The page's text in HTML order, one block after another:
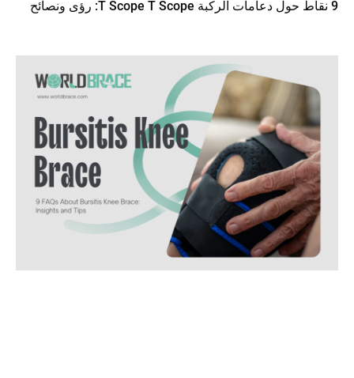
9 نقاط حول دعامات الركبة T Scope T Scope: رؤى ونصائح